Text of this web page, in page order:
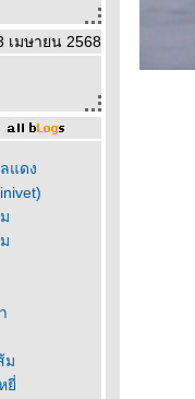
เมษายน 2568
แดง
ม
ยี่